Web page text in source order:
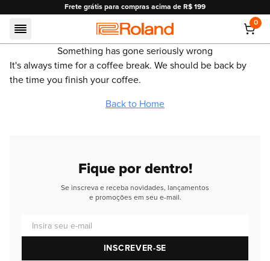
Frete grátis para compras acima de R$ 199
Roland
0
Something has gone seriously wrong
It's always time for a coffee break. We should be back by
the time you finish your coffee.
Back to Home
Fique por dentro!
Se inscreva e receba novidades, lançamentos
e promoções em seu e-mail.
INSCREVER-SE